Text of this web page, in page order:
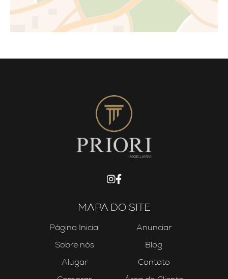
MAPA DO SITE
Página Inicial
Sobre nós
Alugar
Anunciar
Blog
Contato